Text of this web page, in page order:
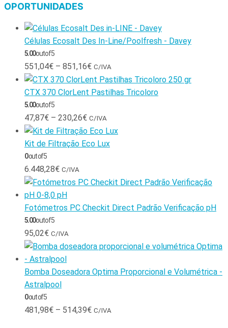
OPORTUNIDADES
Células Ecosalt Des In-Line/Poolfresh - Davey
5.00out of 5
551,04€ – 851,16€ C/IVA
CTX 370 ClorLent Pastilhas Tricoloro
5.00out of 5
47,87€ – 230,26€ C/IVA
Kit de Filtração Eco Lux
0out of 5
6.448,28€ C/IVA
Fotómetros PC Checkit Direct Padrão Verificação pH
5.00out of 5
95,02€ C/IVA
Bomba Doseadora Optima Proporcional e Volumétrica -
Astralpool
0out of 5
481,98€ – 514,39€ C/IVA